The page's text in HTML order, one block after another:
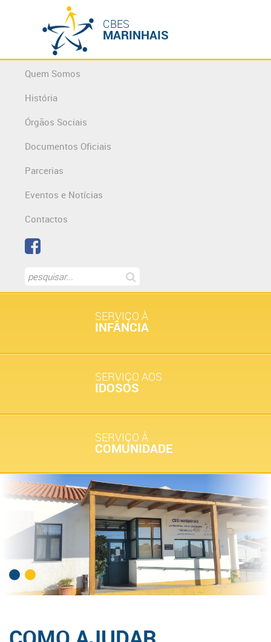
CBES
MARINHAIS
Quem Somos
História
Órgãos Sociais
Documentos Oficiais
Parcerias
Eventos e Notícias
Contactos
SERVIÇO À
INFÂNCIA
SERVIÇO AOS
IDOSOS
SERVIÇO À
COMUNIDADE